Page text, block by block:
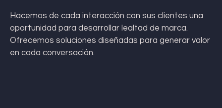
Hacemos de cada interacción con sus clientes una
oportunidad para desarrollar lealtad de marca.
Ofrecemos soluciones diseñadas para generar valor
en cada conversación.